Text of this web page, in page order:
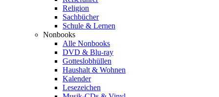
Religion
Sachbücher
Schule & Lernen
Nonbooks
Alle Nonbooks
DVD & Blu-ray
Gotteslobhüllen
Haushalt & Wohnen
Kalender
Lesezeichen